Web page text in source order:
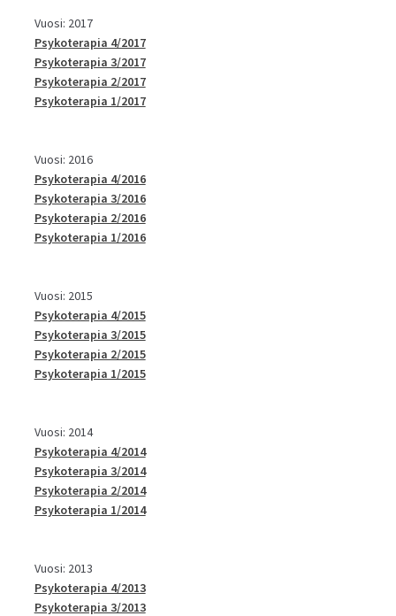
Vuosi: 2017
Psykoterapia 4/2017
Psykoterapia 3/2017
Psykoterapia 2/2017
Psykoterapia 1/2017
Vuosi: 2016
Psykoterapia 4/2016
Psykoterapia 3/2016
Psykoterapia 2/2016
Psykoterapia 1/2016
Vuosi: 2015
Psykoterapia 4/2015
Psykoterapia 3/2015
Psykoterapia 2/2015
Psykoterapia 1/2015
Vuosi: 2014
Psykoterapia 4/2014
Psykoterapia 3/2014
Psykoterapia 2/2014
Psykoterapia 1/2014
Vuosi: 2013
Psykoterapia 4/2013
Psykoterapia 3/2013